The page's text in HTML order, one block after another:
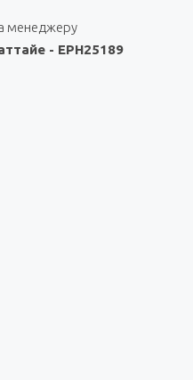
менеджеру
- EPH25189